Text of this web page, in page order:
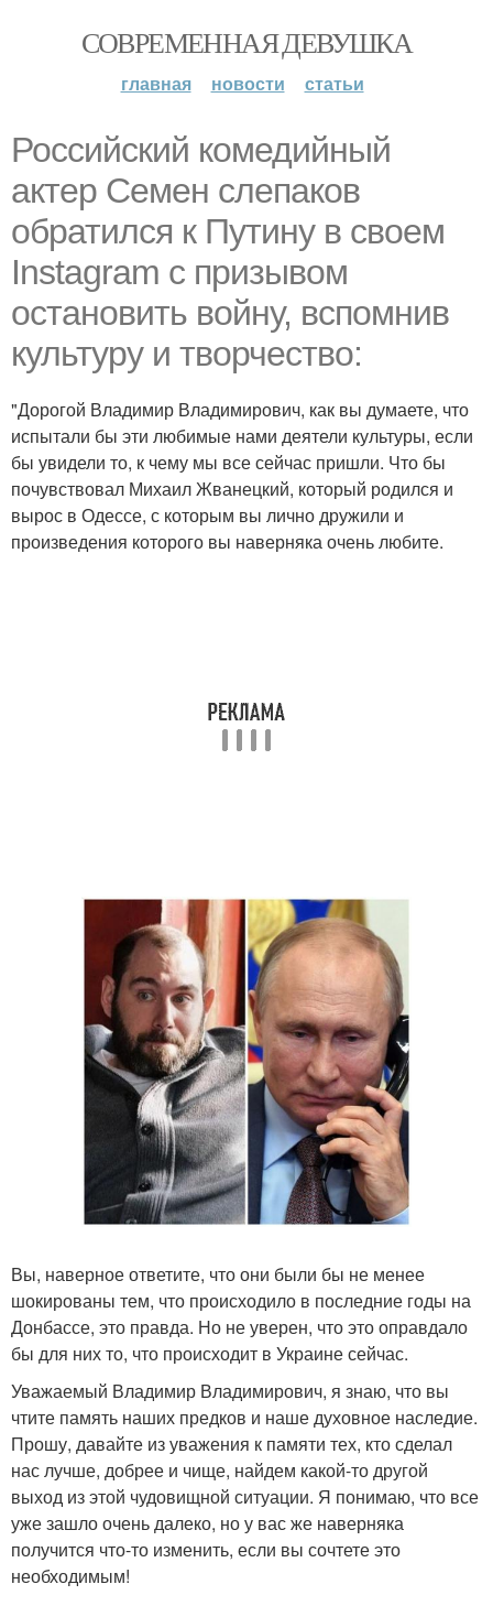
СОВРЕМЕННАЯ ДЕВУШКА
главная новости статьи
Российский комедийный
актер Семен слепаков
обратился к Путину в своем
Instagram с призывом
остановить войну, вспомнив
культуру и творчество:
"Дорогой Владимир Владимирович, как вы думаете, что
испытали бы эти любимые нами деятели культуры, если
бы увидели то, к чему мы все сейчас пришли. Что бы
почувствовал Михаил Жванецкий, который родился и
вырос в Одессе, с которым вы лично дружили и
произведения которого вы наверняка очень любите.
Вы, наверное ответите, что они были бы не менее
шокированы тем, что происходило в последние годы на
Донбассе, это правда. Но не уверен, что это оправдало
бы для них то, что происходит в Украине сейчас.
Уважаемый Владимир Владимирович, я знаю, что вы
чтите память наших предков и наше духовное наследие.
Прошу, давайте из уважения к памяти тех, кто сделал
нас лучше, добрее и чище, найдем какой-то другой
выход из этой чудовищной ситуации. Я понимаю, что все
уже зашло очень далеко, но у вас же наверняка
получится что-то изменить, если вы сочтете это
необходимым!